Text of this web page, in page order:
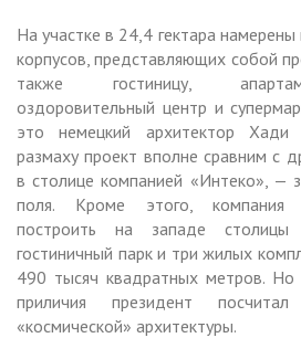
На участке в 24,4 гектара
корпусов, представляющих собой
также гостиницу,
оздоровительный центр и
это немецкий архитектор Хади
размаху проект вполне сравним с
в столице компанией «Интеко», —
поля. Кроме этого, компания
построить на западе
гостиничный парк и три жилых
490 тысяч квадратных метров.
приличия президент
«космической» архитектуры.